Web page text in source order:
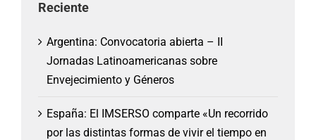
Reciente
Argentina: Convocatoria abierta – II
Jornadas Latinoamericanas sobre
Envejecimiento y Géneros
España: El IMSERSO comparte «Un recorrido
por las distintas formas de vivir el tiempo en